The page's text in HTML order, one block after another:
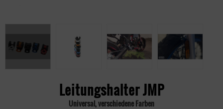
Leitungshalter JMP
Universal, verschiedene Farben